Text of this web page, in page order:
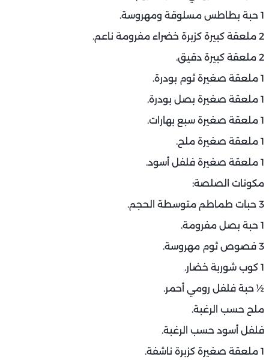
1 حبة بطاطس مسلوقة ومهروسة.
2 ملعقة كبيرة كزبرة خضراء مفرومة ناعم.
2 ملعقة كبيرة دقيق.
1 ملعقة صغيرة ثوم بودرة.
1 ملعقة صغيرة بصل بودرة.
1 ملعقة صغيرة سبع بهارات.
1 ملعقة صغيرة ملح.
1 ملعقة صغيرة فلفل أسود.
مكونات الصلصة:
3 حبات طماطم متوسطة الحجم.
1 حبة بصل مفرومة.
3 فصوص ثوم مهروسة.
1 كوب شوربة خضار.
½ حبة فلفل رومي أحمر.
ملح حسب الرغبة.
فلفل أسود حسب الرغبة.
1 ملعقة صغيرة كزبرة ناشفة.